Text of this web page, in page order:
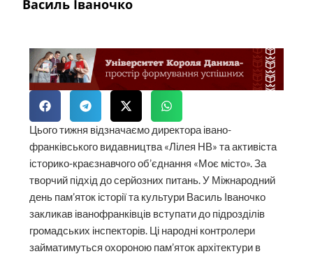
Василь Іваночко
Цього тижня відзначаємо директора івано-
франківського видавництва «Лілея НВ» та активіста
історико-краєзнавчого об’єднання «Моє місто». За
творчий підхід до серйозних питань. У Міжнародний
день пам’яток історії та культури Василь Іваночко
закликав іванофранківців вступати до підрозділів
громадських інспекторів. Ці народні контролери
займатимуться охороною пам’яток архітектури в